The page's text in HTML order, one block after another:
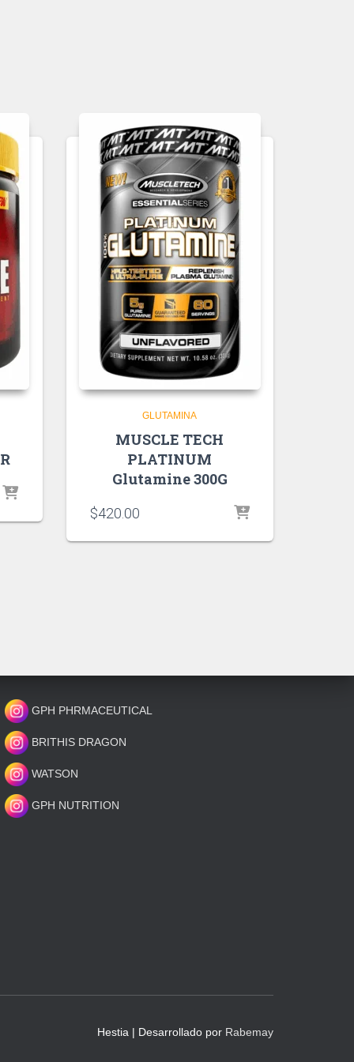
GLUTAMINA
MUSCLE TECH
PLATINUM
Glutamine 300G
$420.00
GPH PHRMACEUTICAL
BRITHIS DRAGON
WATSON
GPH NUTRITION
Hestia | Desarrollado por Rabemay